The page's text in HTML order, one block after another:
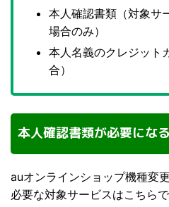
本人確認書類（対象サ
場合のみ）
本人名義のクレジット
合）
本人確認書類が必要にな
auオンラインショップ機種変
必要な対象サービスはこちらで